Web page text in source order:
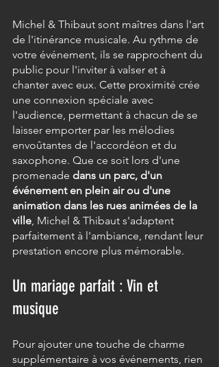
Michel & Thibaut sont maîtres dans l'art
de l'itinérance musicale. Au rythme de
votre événement, ils se rapprochent du
public pour l'inviter à valser et à
chanter avec eux. Cette proximité crée
une connexion spéciale avec
l'audience, permettant à chacun de se
laisser emporter par les mélodies
envoûtantes de l'accordéon et du
saxophone. Que ce soit lors d'une
promenade dans un parc, d'un
événement en plein air ou d'une
animation dans les rues animées de la
ville, Michel & Thibaut s'adaptent
parfaitement à l'ambiance, rendant leur
prestation encore plus mémorable.
Un mariage parfait : Vin et
musique
Pour ajouter une touche de charme
supplémentaire à vos événements, rien